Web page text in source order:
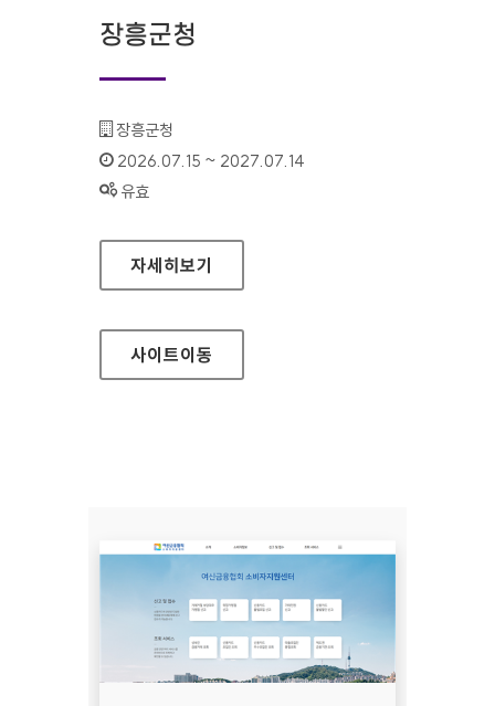
장흥군청
기관명 :
장흥군청
인증기간 :
2026.07.15 ~ 2027.07.14
상태 :
유효
장흥군청
자세히보기
사이트이동